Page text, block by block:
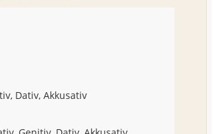
Dativ, Akkusativ